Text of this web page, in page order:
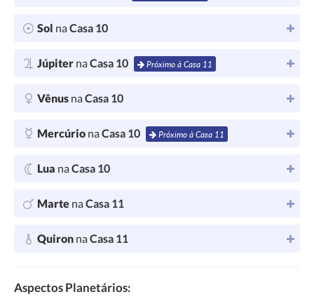
Sol naCasa 10
Júpiter naCasa 10 Próximo à Casa 11
Vênus naCasa 10
Mercúrio naCasa 10 Próximo à Casa 11
Lua naCasa 10
Marte naCasa 11
Quiron naCasa 11
Aspectos Planetários: